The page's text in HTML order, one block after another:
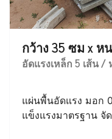
กว้าง 35 ซม x ห
อัดแรงเหล็ก 5 เส้น
แผ่นพื้นอัดแรง มอก
แข็งแรงมาตรฐาน จั